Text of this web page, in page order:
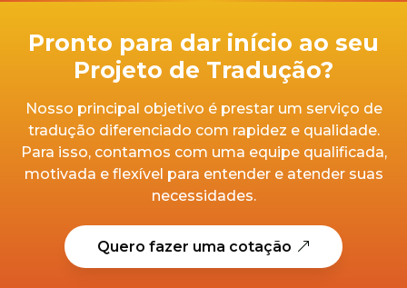
Pronto para dar início ao seu
Projeto de Tradução?
Nosso principal objetivo é prestar um serviço de
tradução diferenciado com rapidez e qualidade.
Para isso, contamos com uma equipe qualificada,
motivada e flexível para entender e atender suas
necessidades.
Quero fazer uma cotação